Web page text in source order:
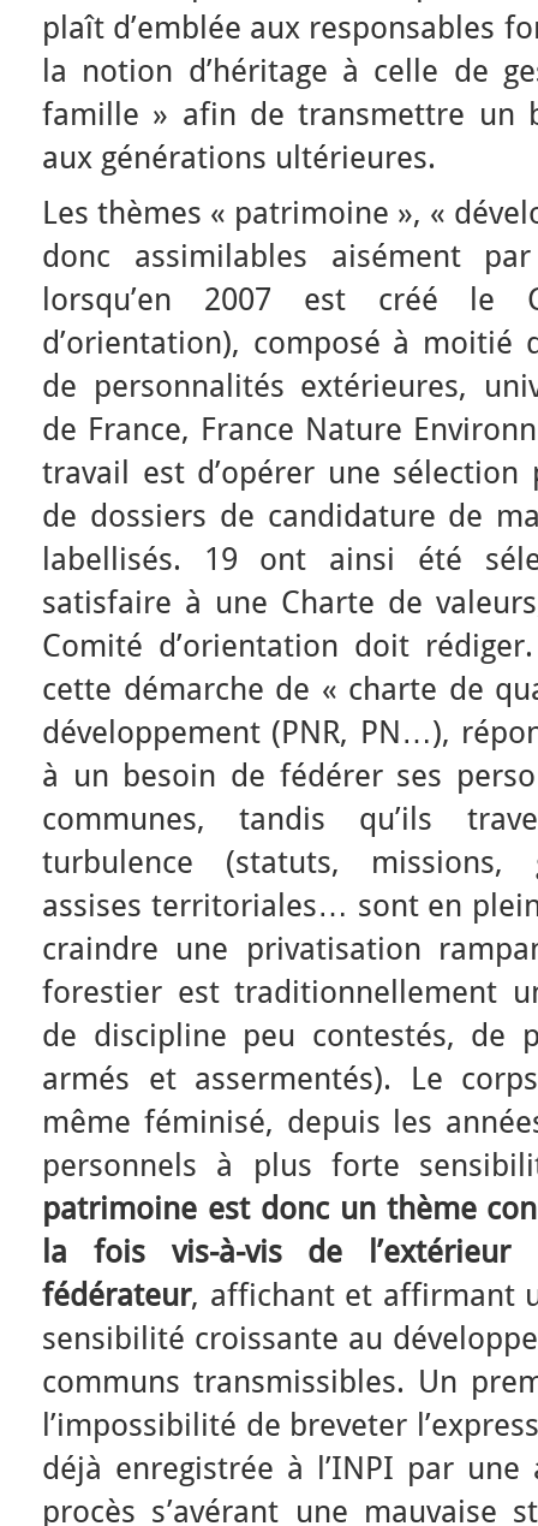
plaît d’emblée aux responsables
la notion d’héritage à celle de
famille » afin de transmettre un
aux générations ultérieures.
Les thèmes « patrimoine », «
donc assimilables aisément
lorsqu’en 2007 est créé le
d’orientation), composé à moitié
de personnalités extérieures,
de France, France Nature
travail est d’opérer une
de dossiers de candidature de
labellisés. 19 ont ainsi été
satisfaire à une Charte de
Comité d’orientation doit
cette démarche de « charte de
développement (PNR, PN…),
à un besoin de fédérer ses
communes, tandis qu’ils
turbulence (statuts, missions,
assises territoriales… sont en
craindre une privatisation
forestier est traditionnellement
de discipline peu contestés, de
armés et assermentés). Le
même féminisé, depuis les
personnels à plus forte
patrimoine est donc un thème
la fois vis-à-vis de
fédérateur, affichant et affirmant
sensibilité croissante au
communs transmissibles. Un
l’impossibilité de breveter
déjà enregistrée à l’INPI par
procès s’avérant une mauvaise